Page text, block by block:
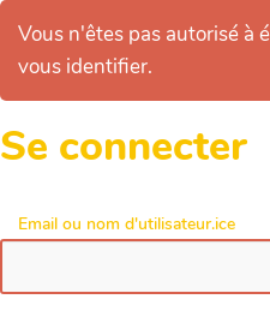
Vous n'êtes pas autorisé à
vous identifier.
Se connecter
Email ou nom d'utilisateur.ice